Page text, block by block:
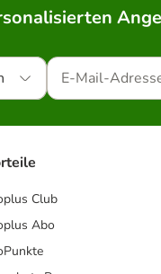
Club
Abo